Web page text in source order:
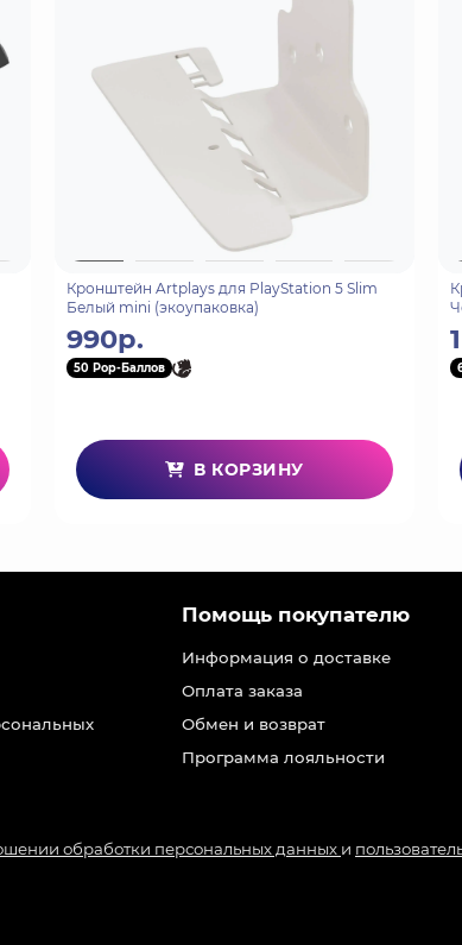
Кронштейн Artplays для PlayStation 5 Slim
Белый mini (экоупаковка)
990р.
50 Pop-Баллов
В КОРЗИНУ
Помощь покупателю
Информация о доставке
Оплата заказа
Обмен и возврат
Программа лояльности
обработки персональных данных и